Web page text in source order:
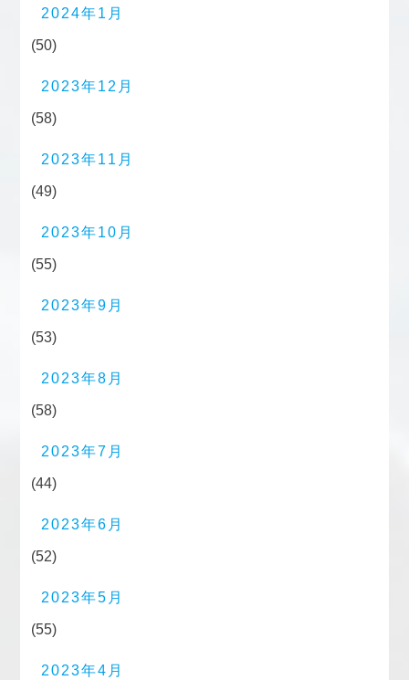
2024年1月
(50)
2023年12月
(58)
2023年11月
(49)
2023年10月
(55)
2023年9月
(53)
2023年8月
(58)
2023年7月
(44)
2023年6月
(52)
2023年5月
(55)
2023年4月